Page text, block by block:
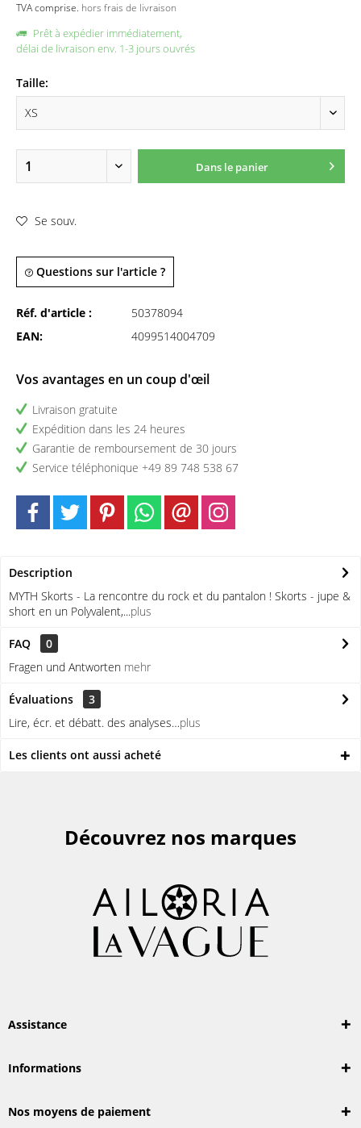
TVA comprise. hors frais de livraison
Prêt à expédier immédiatement,
délai de livraison env. 1-3 jours ouvrés
Taille:
Dans le panier
Se souv.
Questions sur l'article ?
Réf. d'article :
50378094
EAN:
4099514004709
Vos avantages en un coup d'œil
Livraison gratuite
Expédition dans les 24 heures
Garantie de remboursement de 30 jours
Service téléphonique +49 89 748 538 67
Description
MYTH Skorts - La rencontre du rock et du pantalon ! Skorts - jupe &
short en un Polyvalent,...plus
FAQ
0
Fragen und Antworten mehr
Évaluations
3
Lire, écr. et débatt. des analyses…plus
Les clients ont aussi acheté
Découvrez nos marques
Assistance
Informations
Nos moyens de paiement